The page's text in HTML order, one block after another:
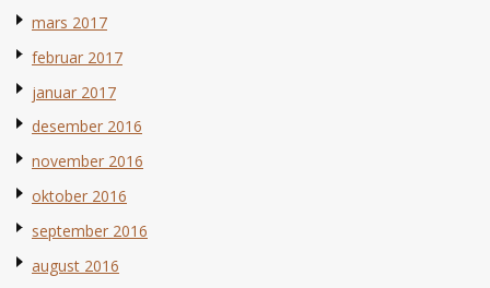
mars 2017
februar 2017
januar 2017
desember 2016
november 2016
oktober 2016
september 2016
august 2016